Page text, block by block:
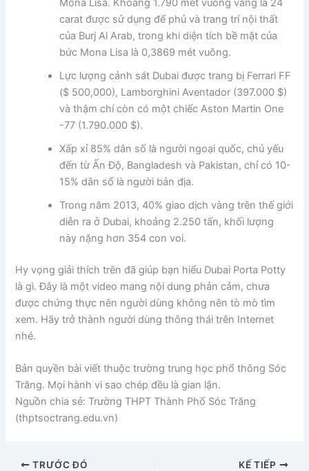
Mona Lisa. Khoảng 1.790 mét vuông vàng lá 24
carat được sử dụng để phủ và trang trí nội thất
của Burj Al Arab, trong khi diện tích bề mặt của
bức Mona Lisa là 0,3869 mét vuông.
Lực lượng cảnh sát Dubai được trang bị Ferrari FF
($ 500,000), Lamborghini Aventador (397.000 $)
và thậm chí còn có một chiếc Aston Martin One
-77 (1.790.000 $).
Xấp xỉ 85% dân số là người ngoại quốc, chủ yếu
đến từ Ấn Độ, Bangladesh và Pakistan, chỉ có 10-
15% dân số là người bản địa.
Trong năm 2013, 40% giao dịch vàng trên thế giới
diễn ra ở Dubai, khoảng 2.250 tấn, khối lượng
này nặng hơn 354 con voi.
Hy vọng giải thích trên đã giúp bạn hiểu Dubai Porta Potty
là gì. Đây là một video mang nội dung phản cảm, chưa
được chứng thực nên người dùng không nên tò mò tìm
xem. Hãy trở thành người dùng thông thái trên Internet
nhé.
Bản quyền bài viết thuộc trường trung học phổ thông Sóc
Trăng. Mọi hành vi sao chép đều là gian lận.
Nguồn chia sẻ: Trường THPT Thành Phố Sóc Trăng
(thptsoctrang.edu.vn)
TRƯỚC ĐÓ KẾ TIẾP